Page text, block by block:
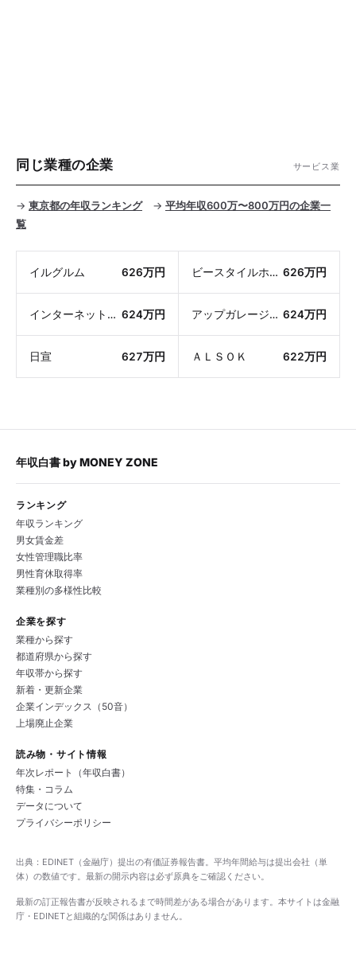
同じ業種の企業 サービス業
→ 東京都の年収ランキング→ 平均年収600万〜800万円の企業一
覧
イルグルム 626万円 ビースタイルホールディングス 626万円
インターネットインフィニティー 624万円 アップガレージグループ 624万円
日宣 627万円 ＡＬＳＯＫ 622万円
年収白書byMONEY ZONE
ランキング
年収ランキング
男女賃金差
女性管理職比率
男性育休取得率
業種別の多様性比較
企業を探す
業種から探す
都道府県から探す
年収帯から探す
新着・更新企業
企業インデックス（50音）
上場廃止企業
読み物・サイト情報
年次レポート（年収白書）
特集・コラム
データについて
プライバシーポリシー
出典：EDINET（金融庁）提出の有価証券報告書。平均年間給与は提出会社（単
体）の数値です。最新の開示内容は必ず原典をご確認ください。
最新の訂正報告書が反映されるまで時間差がある場合があります。本サイトは金融
庁・EDINETと組織的な関係はありません。